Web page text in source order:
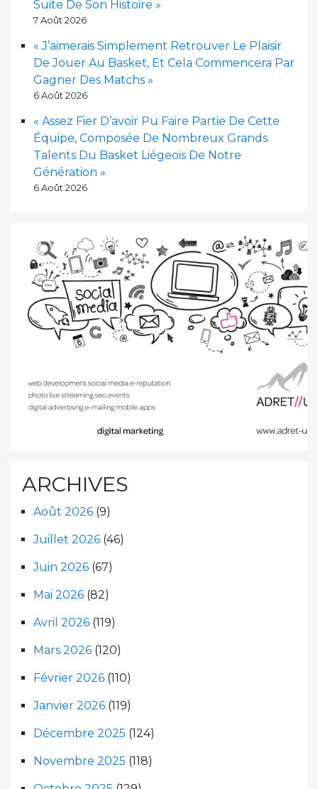
Suite De Son Histoire »
7 Août 2026
« J’aimerais Simplement Retrouver Le Plaisir
De Jouer Au Basket, Et Cela Commencera Par
Gagner Des Matchs »
6 Août 2026
« Assez Fier D’avoir Pu Faire Partie De Cette
Équipe, Composée De Nombreux Grands
Talents Du Basket Liégeois De Notre
Génération »
6 Août 2026
ARCHIVES
Août 2026 (9)
Juillet 2026 (46)
Juin 2026 (67)
Mai 2026 (82)
Avril 2026 (119)
Mars 2026 (120)
Février 2026 (110)
Janvier 2026 (119)
Décembre 2025 (124)
Novembre 2025 (118)